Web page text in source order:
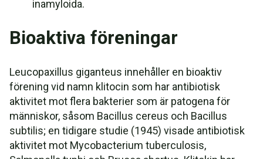
inamyloida.
Bioaktiva föreningar
Leucopaxillus giganteus innehåller en bioaktiv
förening vid namn klitocin som har antibiotisk
aktivitet mot flera bakterier som är patogena för
människor, såsom Bacillus cereus och Bacillus
subtilis; en tidigare studie (1945) visade antibiotisk
aktivitet mot Mycobacterium tuberculosis,